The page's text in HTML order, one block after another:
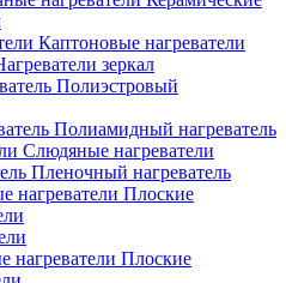
Каптоновые нагреватели
зеркал
Полиэстровый
Полиамидный нагреватель
Слюдяные нагреватели
Пленочный нагреватель
Плоские
Плоские